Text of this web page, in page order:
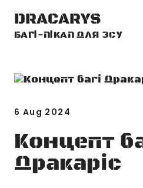
DRACARYS
БАГІ-ПІКАП ДЛЯ ЗСУ
6 Aug 2024
Концепт
Дракаріс